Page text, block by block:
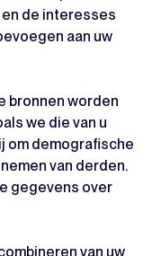
de interesses
aan uw
bronnen worden
we die van u
om demografische
van derden.
gegevens over
van uw